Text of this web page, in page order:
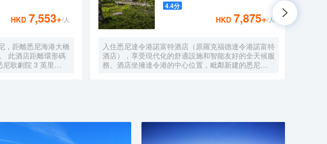
HKD 7,553+/人
，距離悉尼海港大橋
此酒店距離環形碼
歌劇院 3 英里
無線網絡，方便您與
娛樂需求。配備淋
噴頭和吹風機。
4.4分
HKD 7,875+/人
入住悉尼達令港諾富特酒店（原羅克福德達令港諾富特
酒店），享受現代化的舒適設施和智能友好的全天候服
務。酒店坐擁達令港的中心位置，毗鄰新建的悉尼